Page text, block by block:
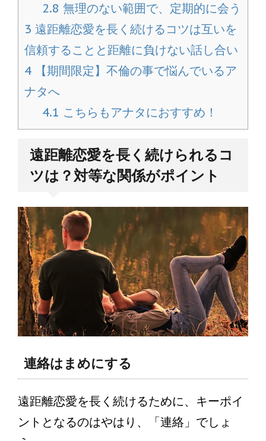
2.8 無理のない範囲で、定期的に会う
3 遠距離恋愛を長く続けるコツは互いを
信頼することと距離に負けない話し合い
4 【期間限定】不倫の事で悩んでいるア
ナタへ
4.1 こちらもアナタにおすすめ！
遠距離恋愛を長く続けられるコ
ツは？対等な関係がポイント
連絡はまめにする
遠距離恋愛を長く続けるために、キーポイ
ントとなるのはやはり、「連絡」でしょ